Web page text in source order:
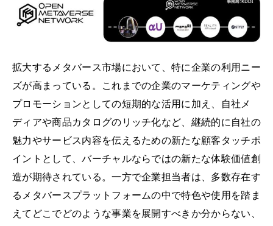
拡大するメタバース市場において、特に企業の利用ニー
ズが高まっている。これまでの企業のマーケティングや
プロモーションとしての短期的な活用に加え、自社メ
ディアや商品カタログのリッチ化など、継続的に自社の
魅力やサービス内容を伝えるための新たな顧客タッチポ
イントとして、バーチャルならではの新たな体験価値創
造が期待されている。一方で企業担当者は、多数存在す
るメタバースプラットフォームの中で特色や使用を踏ま
えてどこでどのような事業を展開すべきか分からない、